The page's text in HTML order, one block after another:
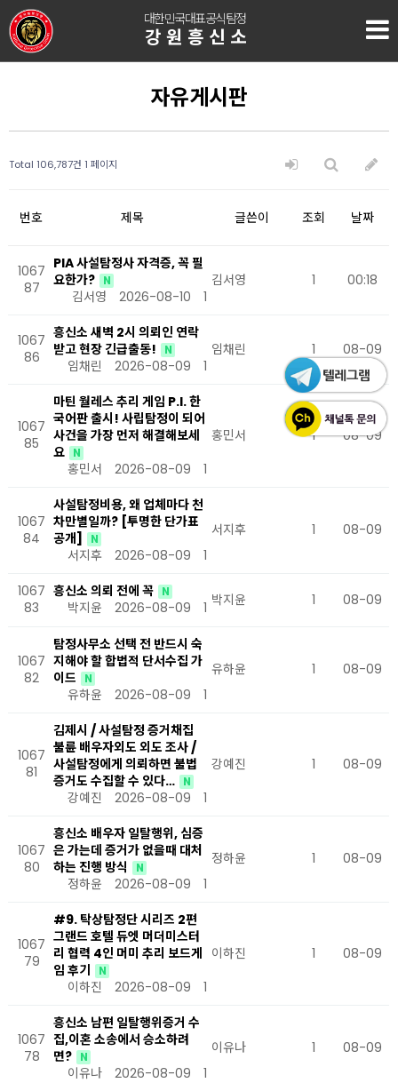
대한민국대표공식탐정
강원흥신소
자유게시판
Total 106,787건 1 페이지
번호 제목 글쓴이 조회 날짜
1067
87
PIA 사설탐정사 자격증, 꼭 필
요한가?
N
김서영 2026-08-10 1
김서영 1 00:18
1067
86
흥신소 새벽 2시 의뢰인 연락
받고 현장 긴급출동!
N
임채린 2026-08-09 1
임채린 1 08-09
1067
85
마틴 월레스 추리 게임 P.I. 한
국어판 출시! 사립탐정이 되어
사건을 가장 먼저 해결해보세
요
N
홍민서 2026-08-09 1
홍민서 1 08-09
1067
84
사설탐정비용, 왜 업체마다 천
차만별일까? [투명한 단가표
공개]
N
서지후 2026-08-09 1
서지후 1 08-09
1067
83
흥신소 의뢰 전에 꼭 N
박지윤 2026-08-09 1 박지윤 1 08-09
1067
82
탐정사무소 선택 전 반드시 숙
지해야 할 합법적 단서수집 가
이드
N
유하윤 2026-08-09 1
유하윤 1 08-09
1067
81
김제시 / 사설탐정 증거채집
불륜 배우자외도 외도 조사 /
사설탐정에게 의뢰하면 불법
증거도 수집할 수 있다…
N
강예진 2026-08-09 1
강예진 1 08-09
1067
80
흥신소 배우자 일탈행위, 심증
은 가는데 증거가 없을때 대처
하는 진행 방식
N
정하윤 2026-08-09 1
정하윤 1 08-09
1067
79
#9. 탁상탐정단 시리즈 2편
그랜드 호텔 듀엣 머더미스터
리 협력 4인 머미 추리 보드게
임 후기
N
이하진 2026-08-09 1
이하진 1 08-09
1067
78
흥신소 남편 일탈행위증거 수
집,이혼 소송에서 승소하려
면?
N
이유나 2026-08-09 1
이유나 1 08-09